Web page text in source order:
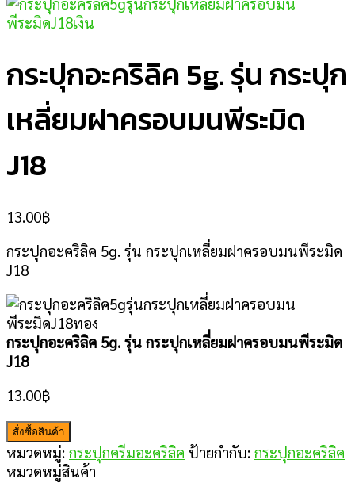
กระปุกอะคริลิค 5g. รุ่น กระปุก
เหลี่ยมฝาครอบมนพีระมิด
J18
13.00฿
กระปุกอะคริลิค 5g. รุ่น กระปุกเหลี่ยมฝาครอบมนพีระมิด
J18
กระปุกอะคริลิค 5g. รุ่น กระปุกเหลี่ยมฝาครอบมนพีระมิด
J18
13.00฿
สั่งซื้อสินค้า
หมวดหมู่: กระปุกครีมอะคริลิค ป้ายกำกับ: กระปุกอะคริลิค
หมวดหมู่สินค้า